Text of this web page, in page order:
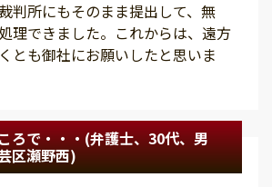
判所にもそのまま提出して、無
理できました。これからは、遠方
とも御社にお願いしたと思いま
ろで・・・(弁護士、30代、男
区瀬野西)